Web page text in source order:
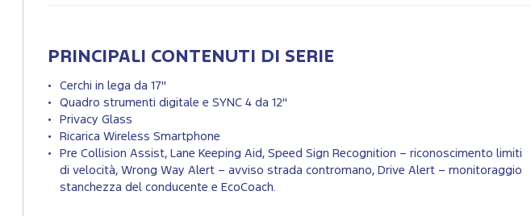
PRINCIPALI CONTENUTI DI SERIE
Cerchi in lega da 17"
Quadro strumenti digitale e SYNC 4 da 12"
Privacy Glass
Ricarica Wireless Smartphone
Pre Collision Assist, Lane Keeping Aid, Speed Sign Recognition – riconoscimento limiti
di velocità, Wrong Way Alert – avviso strada contromano, Drive Alert – monitoraggio
stanchezza del conducente e EcoCoach.